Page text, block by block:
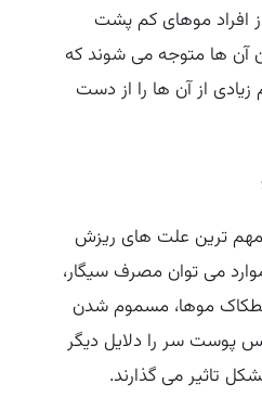
افراد موهای کم پشت
آن ها متوجه می‌ شوند که
از آن ها را از دست
مهم‌ ترین علت‌ های ریزش
می‌ توان مصرف سیگار،
موها، مسموم شدن
پوست سر را دلایل دیگر
تاثیر می‌ گذارند.